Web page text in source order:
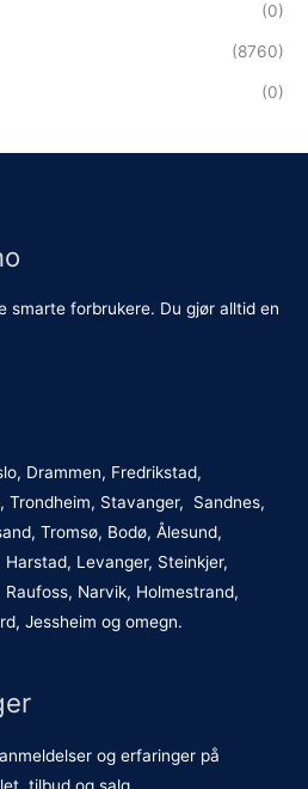
(0)
(8760)
(0)
smarte forbrukere. Du gjør alltid en
Drammen, Fredrikstad,
Trondheim, Stavanger, Sandnes,
Tromsø, Bodø, Ålesund,
Levanger, Steinkjer,
Narvik, Holmestrand,
Jessheim og omegn.
og erfaringer på
tilbud og salg.